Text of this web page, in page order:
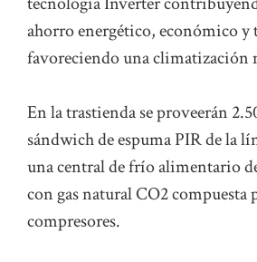
ahorro energético, económico y
favoreciendo una climatización
En la trastienda se proveerán
sándwich de espuma PIR de la
una central de frío alimentario
con gas natural CO2 compuesta
compresores.